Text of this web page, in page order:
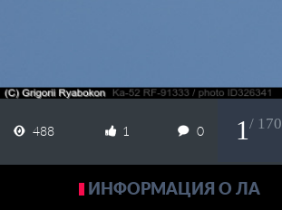
488 1 0 1 / 170
ИНФОРМАЦИЯ О ЛА